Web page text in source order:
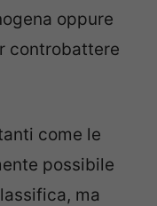
oppure
controbattere
come le
possibile
ma